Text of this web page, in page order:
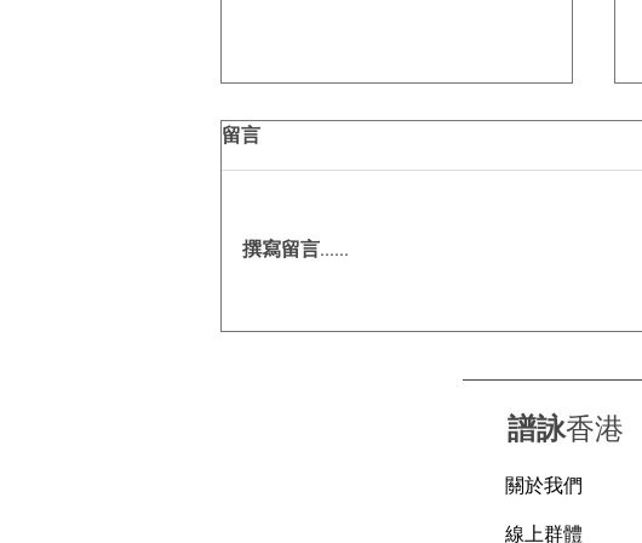
留言
撰寫留言......
譜詠香港
關於我們
線上群體